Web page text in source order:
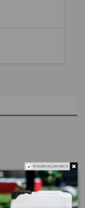
Nie pokazuj ponownie.